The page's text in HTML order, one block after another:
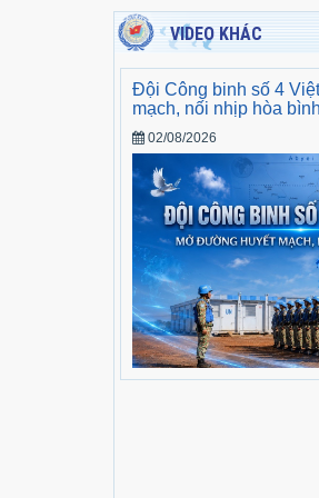
VIDEO KHÁC
Đội Công binh số 4
mạch, nối nhịp hòa bình
02/08/2026